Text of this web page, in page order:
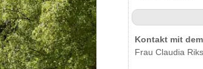
Kontakt mit
Frau Claudia Riks